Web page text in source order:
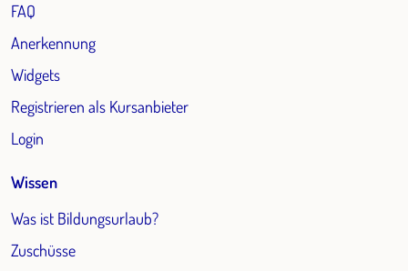
FAQ
Anerkennung
Widgets
Registrieren als Kursanbieter
Login
Wissen
Was ist Bildungsurlaub?
Zuschüsse